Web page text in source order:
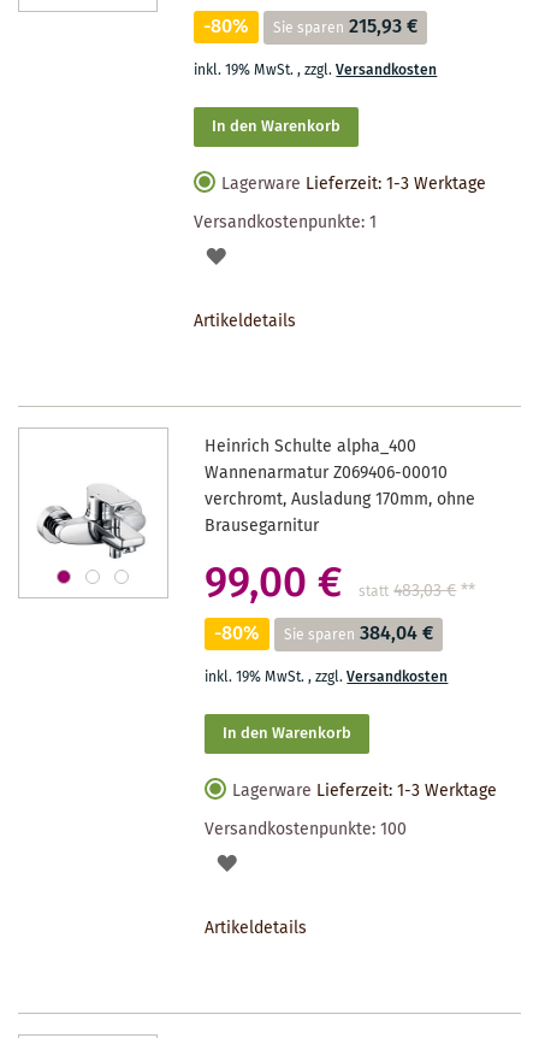
-80% Sie sparen 215,93 €
inkl. 19% MwSt.,zzgl.Versandkosten
In den Warenkorb
Lagerware Lieferzeit: 1-3 Werktage
Versandkostenpunkte:1
AUF
Artikeldetails
Heinrich Schulte alpha_400
Wannenarmatur Z069406-00010
verchromt, Ausladung 170mm, ohne
Brausegarnitur
99,00 € statt 483,03 €**
-80% Sie sparen 384,04 €
inkl. 19% MwSt.,zzgl.Versandkosten
In den Warenkorb
Lagerware Lieferzeit: 1-3 Werktage
Versandkostenpunkte:100
AUF
Artikeldetails